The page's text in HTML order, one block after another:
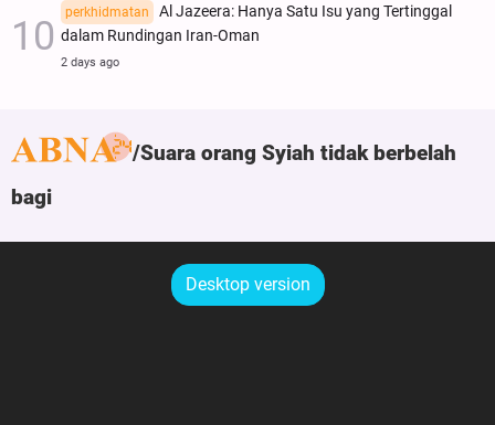
perkhidmatan
Al Jazeera: Hanya Satu Isu yang Tertinggal
dalam Rundingan Iran-Oman
2 days ago
Suara orang Syiah tidak berbelah
bagi
Desktop version